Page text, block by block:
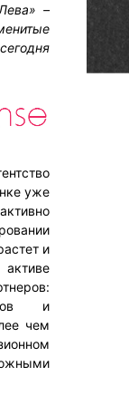
–
уже
и
и
чем